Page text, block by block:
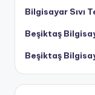
Bilgisayar Sıvı
Beşiktaş
Beşiktaş